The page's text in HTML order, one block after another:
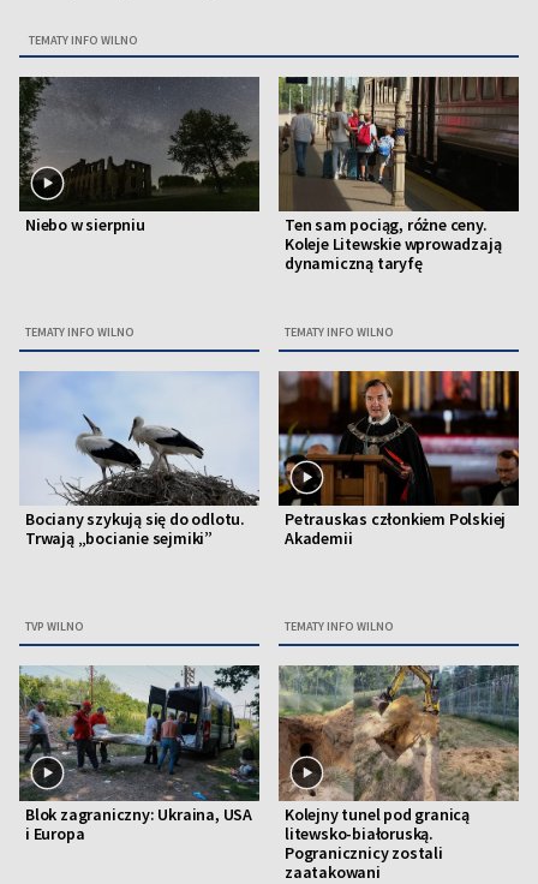
TEMATY INFO WILNO
Niebo w sierpniu
TEMATY INFO WILNO
Ten sam pociąg, różne ceny.
Koleje Litewskie wprowadzają
dynamiczną taryfę
TEMATY INFO WILNO
Bociany szykują się do odlotu.
Trwają „bocianie sejmiki”
TVP WILNO
Petrauskas członkiem Polskiej
Akademii
TEMATY INFO WILNO
Blok zagraniczny: Ukraina, USA
i Europa
Kolejny tunel pod granicą
litewsko-białoruską.
Pogranicznicy zostali
zaatakowani